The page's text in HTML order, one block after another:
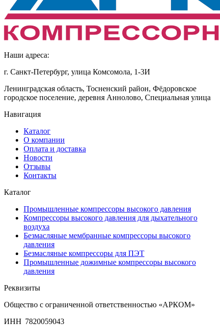
Наши адреса:
г. Санкт-Петербург, улица Комсомола, 1-3И
Ленинградская область, Тосненский район, Фёдоровское
городское поселение, деревня Аннолово, Специальная улица
Навигация
Каталог
О компании
Оплата и доставка
Новости
Отзывы
Контакты
Каталог
Промышленные компрессоры высокого давления
Компрессоры высокого давления для дыхательного
воздуха
Безмасляные мембранные компрессоры высокого
давления
Безмасляные компрессоры для ПЭТ
Промышленные дожимные компрессоры высокого
давления
Реквизиты
Общество с ограниченной ответственностью «АРКОМ»
ИНН 7820059043